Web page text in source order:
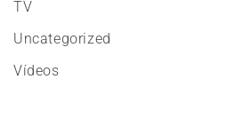
TV
Uncategorized
Vídeos